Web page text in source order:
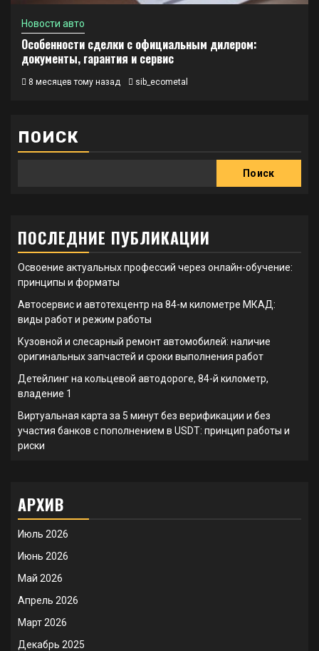
Новости авто
Особенности сделки с официальным дилером:
документы, гарантия и сервис
8 месяцев тому назад sib_ecometal
ПОИСК
Поиск
ПОСЛЕДНИЕ ПУБЛИКАЦИИ
Освоение актуальных профессий через онлайн-обучение:
принципы и форматы
Автосервис и автотехцентр на 84-м километре МКАД:
виды работ и режим работы
Кузовной и слесарный ремонт автомобилей: наличие
оригинальных запчастей и сроки выполнения работ
Детейлинг на кольцевой автодороге, 84-й километр,
владение 1
Виртуальная карта за 5 минут без верификации и без
участия банков с пополнением в USDT: принцип работы и
риски
АРХИВ
Июль 2026
Июнь 2026
Май 2026
Апрель 2026
Март 2026
Декабрь 2025